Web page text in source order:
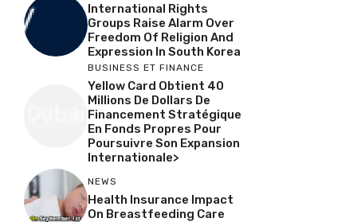
International Rights
Groups Raise Alarm Over
Freedom Of Religion And
Expression In South Korea
BUSINESS ET FINANCE
Yellow Card Obtient 40
Millions De Dollars De
Financement Stratégique
En Fonds Propres Pour
Poursuivre Son Expansion
Internationale>
NEWS
Health Insurance Impact
On Breastfeeding Care